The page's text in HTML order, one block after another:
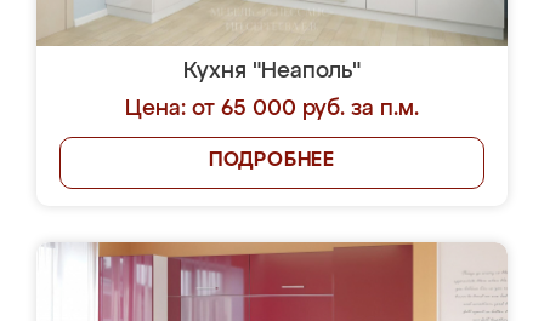
Кухня "Неаполь"
Цена: от 65 000 руб. за п.м.
ПОДРОБНЕЕ